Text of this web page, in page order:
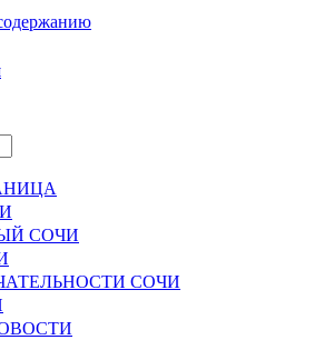
СОЧИ
СОЧИ